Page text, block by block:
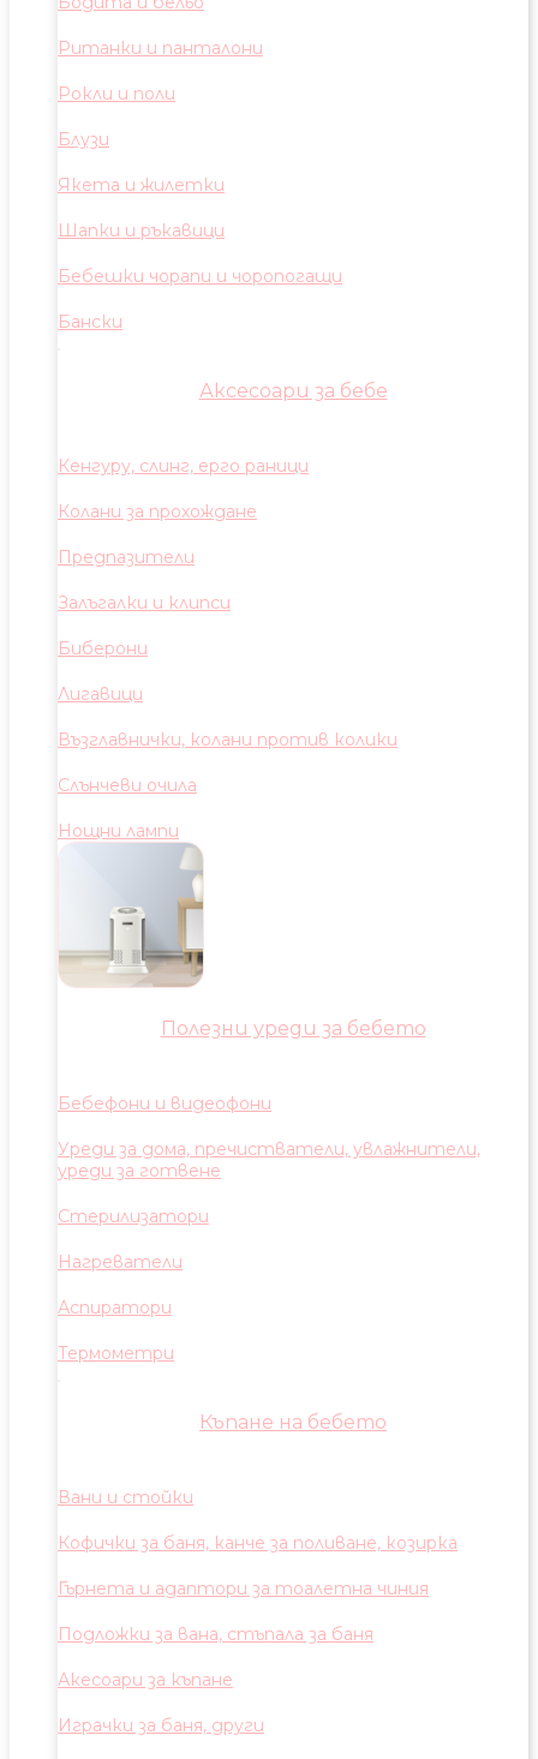
Ританки и панталони
Рокли и поли
Блузи
Якета и жилетки
Шапки и ръкавици
Бебешки чорапи и чоропогащи
Бански
Аксесоари за бебе
Кенгуру, слинг, ерго раници
Колани за прохождане
Предпазители
Залъгалки и клипси
Биберони
Лигавици
Възглавнички, колани против колики
Слънчеви очила
Нощни лампи
Полезни уреди за бебето
Бебефони и видеофони
Уреди за дома, пречистватели, увлажнители,
уреди за готвене
Стерилизатори
Нагреватели
Аспиратори
Термометри
Къпане на бебето
Вани и стойки
Кофички за баня, канче за поливане, козирка
Гърнета и адаптори за тоалетна чиния
Подложки за вана, стъпала за баня
Акесоари за къпане
Играчки за баня, други